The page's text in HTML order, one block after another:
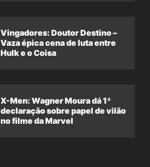
Vingadores: Doutor Destino –
Vaza épica cena de luta entre
Hulk e o Coisa
X-Men: Wagner Moura dá 1ª
declaração sobre papel de vilão
no filme da Marvel